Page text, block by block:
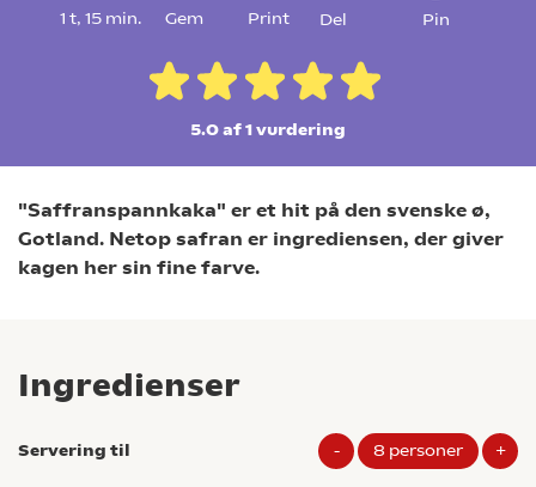
1 t, 15 min. Gem Print Del Pin
5.0 af 1vurdering
"Saffranspannkaka" er et hit på den svenske ø,
Gotland. Netop safran er ingrediensen, der giver
kagen her sin fine farve.
Ingredienser
Servering til - 8 personer +